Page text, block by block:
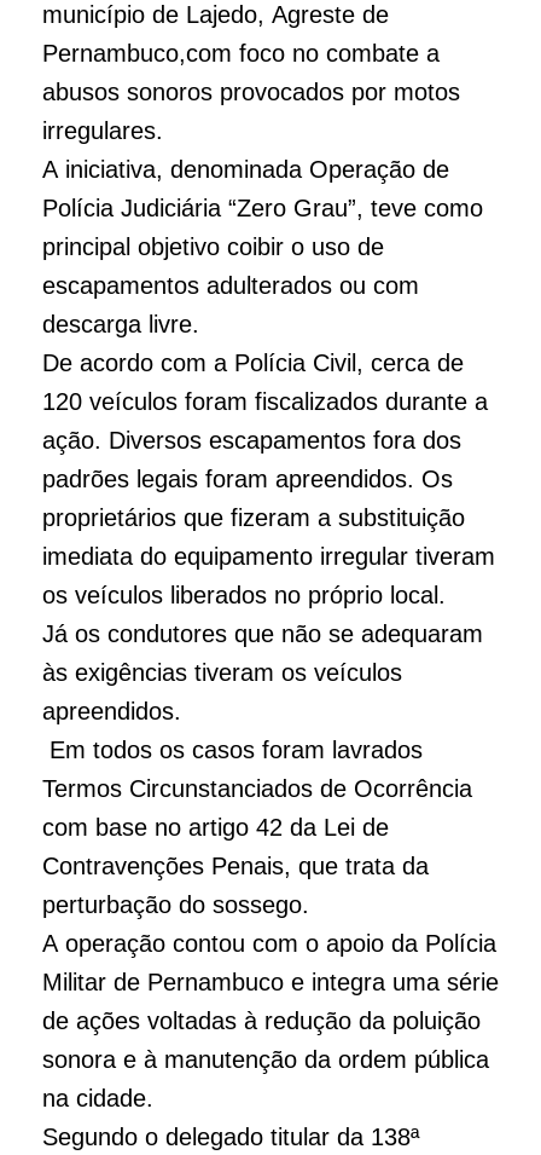
município de Lajedo, Agreste de
Pernambuco,com foco no combate a
abusos sonoros provocados por motos
irregulares.
A iniciativa, denominada Operação de
Polícia Judiciária “Zero Grau”, teve como
principal objetivo coibir o uso de
escapamentos adulterados ou com
descarga livre.
De acordo com a Polícia Civil, cerca de
120 veículos foram fiscalizados durante a
ação. Diversos escapamentos fora dos
padrões legais foram apreendidos. Os
proprietários que fizeram a substituição
imediata do equipamento irregular tiveram
os veículos liberados no próprio local.
Já os condutores que não se adequaram
às exigências tiveram os veículos
apreendidos.
Em todos os casos foram lavrados
Termos Circunstanciados de Ocorrência
com base no artigo 42 da Lei de
Contravenções Penais, que trata da
perturbação do sossego.
A operação contou com o apoio da Polícia
Militar de Pernambuco e integra uma série
de ações voltadas à redução da poluição
sonora e à manutenção da ordem pública
na cidade.
Segundo o delegado titular da 138ª